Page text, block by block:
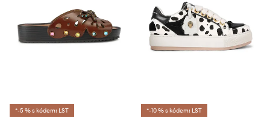
*-5 % s kódem: LST *-10 % s kódem: LST